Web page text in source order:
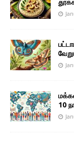
10